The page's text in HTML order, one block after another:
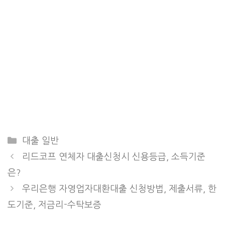
Categories
대출 일반
리드코프 연체자 대출신청시 신용등급, 소득기준
은?
우리은행 자영업자대환대출 신청방법, 제출서류, 한
도기준, 저금리-수탁보증